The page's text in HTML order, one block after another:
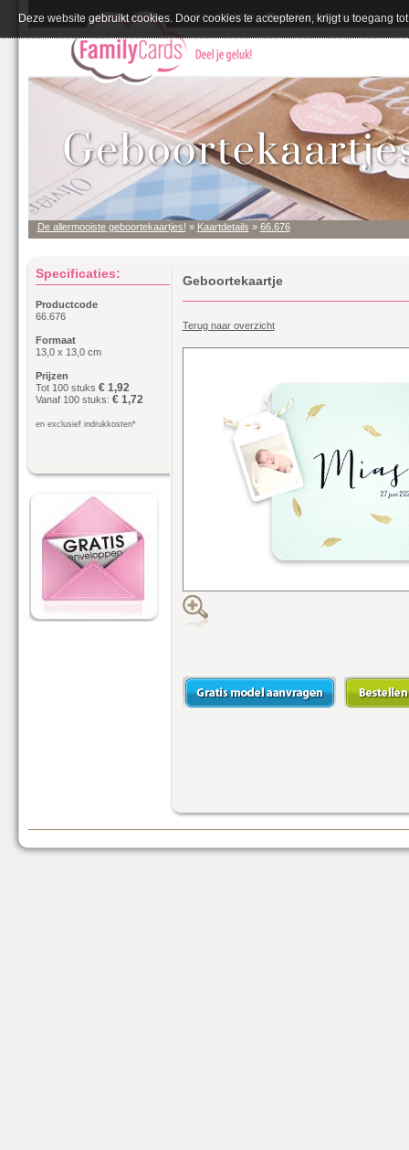
De allermooiste geboortekaartjes! » Kaartdetails » 66.676
Geboortekaartje
Terug naar overzicht
Specificaties:
Productcode
66.676
Formaat
13,0 x 13,0 cm
Prijzen
Tot 100 stuks € 1,92
Vanaf 100 stuks: € 1,72
en exclusief indrukkosten*
Deze website gebruikt cookies. Door cookies te accepteren, krijgt u toegang